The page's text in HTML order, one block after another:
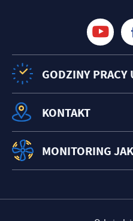
GODZINY PRACY
KONTAKT
MONITORING